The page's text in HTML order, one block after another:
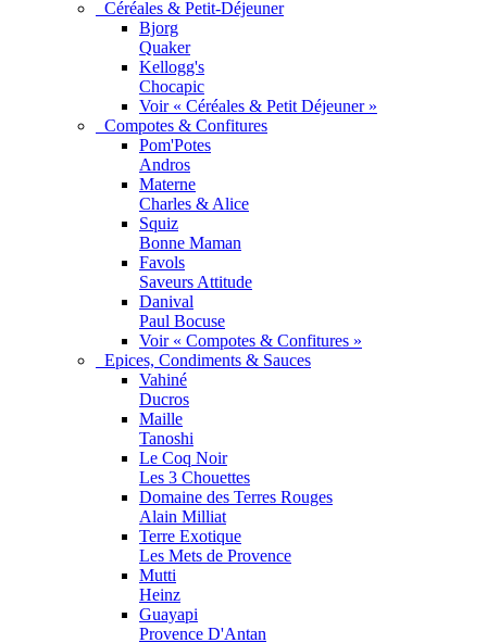
Céréales & Petit-Déjeuner
Bjorg
Quaker
Kellogg's
Chocapic
Voir « Céréales & Petit Déjeuner »
Compotes & Confitures
Pom'Potes
Andros
Materne
Charles & Alice
Squiz
Bonne Maman
Favols
Saveurs Attitude
Danival
Paul Bocuse
Voir « Compotes & Confitures »
Epices, Condiments & Sauces
Vahiné
Ducros
Maille
Tanoshi
Le Coq Noir
Les 3 Chouettes
Domaine des Terres Rouges
Alain Milliat
Terre Exotique
Les Mets de Provence
Mutti
Heinz
Guayapi
Provence D'Antan